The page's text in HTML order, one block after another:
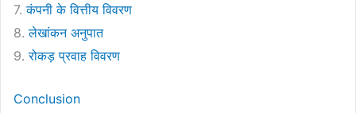
7.कंपनी के वित्तीय विवरण
8.लेखांकन अनुपात
9.रोकड़ प्रवाह विवरण
Conclusion